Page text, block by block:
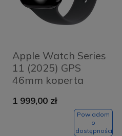
Apple Watch Series
11 (2025) GPS
46mm koperta
Black + pasek
Black Sport Band
1 999,00 zł
Powiadom
o
dostępności